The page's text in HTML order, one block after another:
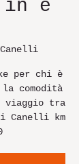
in e
Canelli
per chi è
comodità
viaggio tra
Canelli km